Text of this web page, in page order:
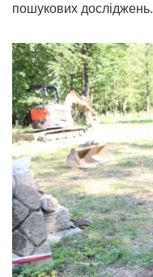
пошукових досліджень.